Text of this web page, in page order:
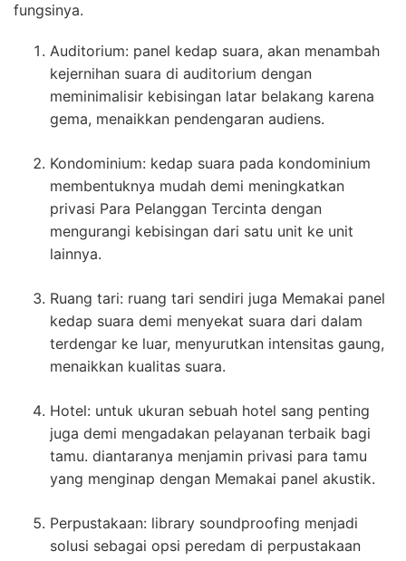
fungsinya.
Auditorium: panel kedap suara, akan menambah
kejernihan suara di auditorium dengan
meminimalisir kebisingan latar belakang karena
gema, menaikkan pendengaran audiens.
Kondominium: kedap suara pada kondominium
membentuknya mudah demi meningkatkan
privasi Para Pelanggan Tercinta dengan
mengurangi kebisingan dari satu unit ke unit
lainnya.
Ruang tari: ruang tari sendiri juga Memakai panel
kedap suara demi menyekat suara dari dalam
terdengar ke luar, menyurutkan intensitas gaung,
menaikkan kualitas suara.
Hotel: untuk ukuran sebuah hotel sang penting
juga demi mengadakan pelayanan terbaik bagi
tamu. diantaranya menjamin privasi para tamu
yang menginap dengan Memakai panel akustik.
Perpustakaan: library soundproofing menjadi
solusi sebagai opsi peredam di perpustakaan